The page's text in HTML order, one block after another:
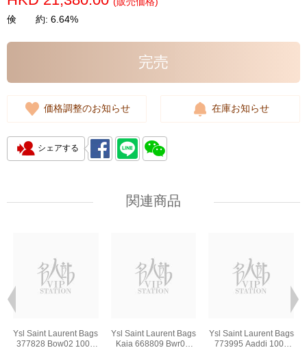
倹 約: 6.64%
完売
価格調整のお知らせ 在庫お知らせ
シェアする
関連商品
Ysl Saint Laurent Bags
377828 Bow02 1000
Ysl Saint Laurent Bags
Kaia 668809 Bwr0w
Ysl Saint Laurent Bags
773995 Aaddi 1000